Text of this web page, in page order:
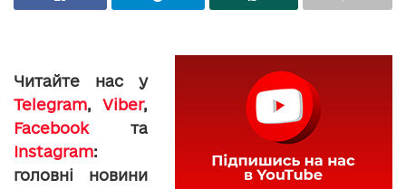
Читайте нас у
Telegram, Viber,
Facebookта
Instagram:
головні новини